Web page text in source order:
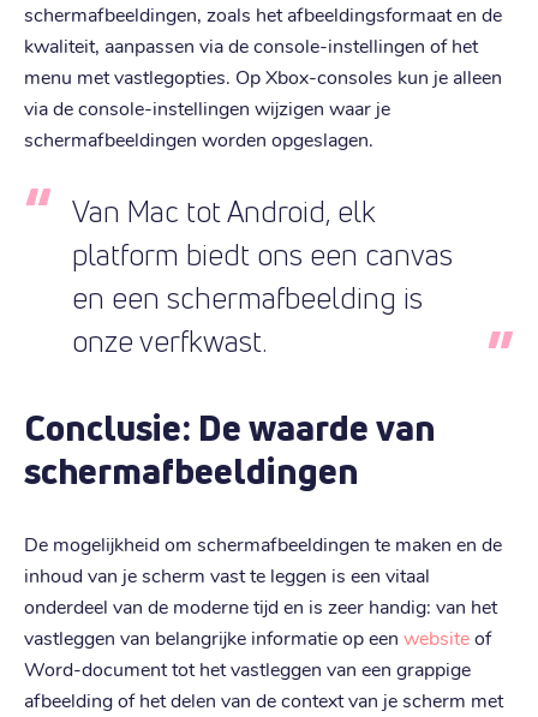
schermafbeeldingen, zoals het afbeeldingsformaat en de
kwaliteit, aanpassen via de console-instellingen of het
menu met vastlegopties. Op Xbox-consoles kun je alleen
via de console-instellingen wijzigen waar je
schermafbeeldingen worden opgeslagen.
Van Mac tot Android, elk
platform biedt ons een canvas
en een schermafbeelding is
onze verfkwast.
Conclusie: De waarde van
schermafbeeldingen
De mogelijkheid om schermafbeeldingen te maken en de
inhoud van je scherm vast te leggen is een vitaal
onderdeel van de moderne tijd en is zeer handig: van het
vastleggen van belangrijke informatie op een websiteof
Word-document tot het vastleggen van een grappige
afbeelding of het delen van de context van je scherm met